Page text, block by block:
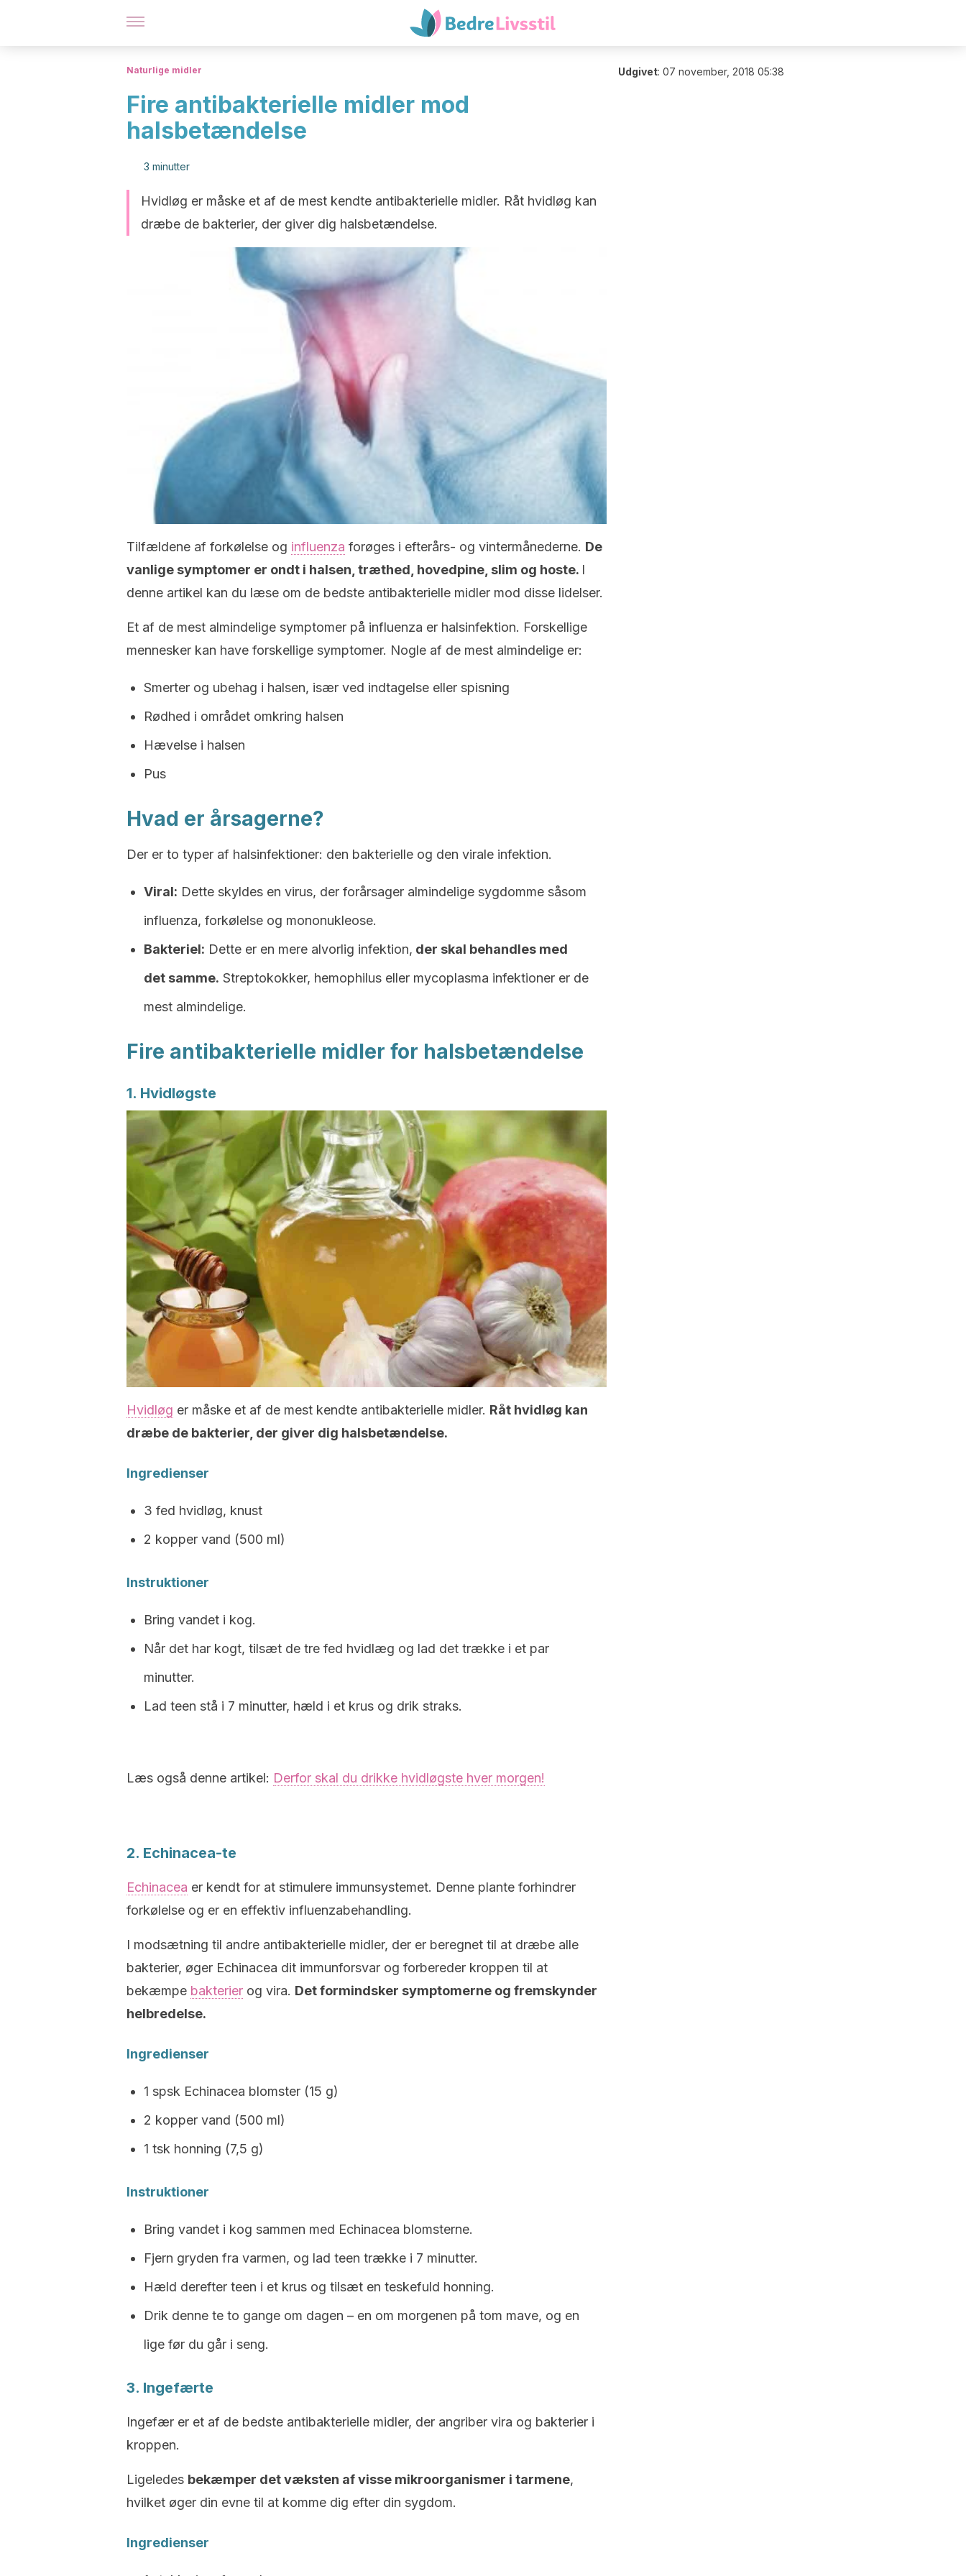
Naturlige midler
Fire antibakterielle midler mod
halsbetændelse
3 minutter
Hvidløg er måske et af de mest kendte antibakterielle midler. Råt hvidløg kan
dræbe de bakterier, der giver dig halsbetændelse.
Tilfældene af forkølelse og influenza forøges i efterårs- og vintermånederne. De
vanlige symptomer er ondt i halsen, træthed, hovedpine, slim og hoste. I
denne artikel kan du læse om de bedste antibakterielle midler mod disse lidelser.
Et af de mest almindelige symptomer på influenza er halsinfektion. Forskellige
mennesker kan have forskellige symptomer. Nogle af de mest almindelige er:
Smerter og ubehag i halsen, især ved indtagelse eller spisning
Rødhed i området omkring halsen
Hævelse i halsen
Pus
Hvad er årsagerne?
Der er to typer af halsinfektioner: den bakterielle og den virale infektion.
Viral: Dette skyldes en virus, der forårsager almindelige sygdomme såsom
influenza, forkølelse og mononukleose.
Bakteriel: Dette er en mere alvorlig infektion, der skal behandles med
det samme. Streptokokker, hemophilus eller mycoplasma infektioner er de
mest almindelige.
Fire antibakterielle midler for halsbetændelse
1. Hvidløgste
Hvidløg er måske et af de mest kendte antibakterielle midler. Råt hvidløg kan
dræbe de bakterier, der giver dig halsbetændelse.
Ingredienser
3 fed hvidløg, knust
2 kopper vand (500 ml)
Instruktioner
Bring vandet i kog.
Når det har kogt, tilsæt de tre fed hvidlæg og lad det trække i et par
minutter.
Lad teen stå i 7 minutter, hæld i et krus og drik straks.
Læs også denne artikel: Derfor skal du drikke hvidløgste hver morgen!
2. Echinacea-te
Echinacea er kendt for at stimulere immunsystemet. Denne plante forhindrer
forkølelse og er en effektiv influenzabehandling.
I modsætning til andre antibakterielle midler, der er beregnet til at dræbe alle
bakterier, øger Echinacea dit immunforsvar og forbereder kroppen til at
bekæmpe bakterier og vira. Det formindsker symptomerne og fremskynder
helbredelse.
Ingredienser
1 spsk Echinacea blomster (15 g)
2 kopper vand (500 ml)
1 tsk honning (7,5 g)
Instruktioner
Bring vandet i kog sammen med Echinacea blomsterne.
Fjern gryden fra varmen, og lad teen trække i 7 minutter.
Hæld derefter teen i et krus og tilsæt en teskefuld honning.
Drik denne te to gange om dagen – en om morgenen på tom mave, og en
lige før du går i seng.
3. Ingefærte
Ingefær er et af de bedste antibakterielle midler, der angriber vira og bakterier i
kroppen.
Ligeledes bekæmper det væksten af visse mikroorganismer i tarmene,
hvilket øger din evne til at komme dig efter din sygdom.
Ingredienser
Udgivet: 07 november, 2018 05:38